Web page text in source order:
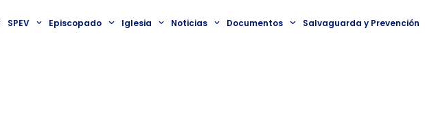
SPEV Episcopado Iglesia Noticias Documentos Salvaguarda y Prevención